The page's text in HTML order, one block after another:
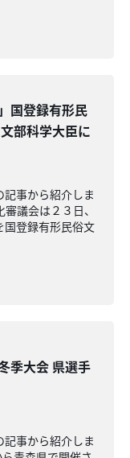
国登録有形民
部科学大臣に
事から紹介しま
議会は２３日、
国登録有形民俗文
季大会 県選手
事から紹介しま